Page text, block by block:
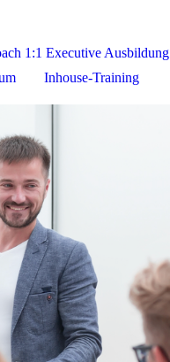
1:1 Executive Ausbildung
Inhouse-Training